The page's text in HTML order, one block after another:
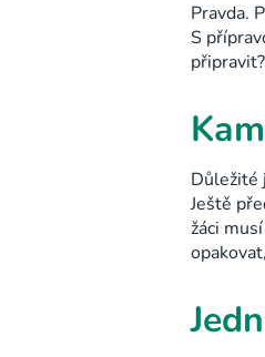
Pravda.
S
připravit?
Důležité
Ještě
žáci